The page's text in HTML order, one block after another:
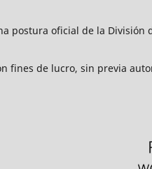
postura oficial de la División
fines de lucro, sin previa